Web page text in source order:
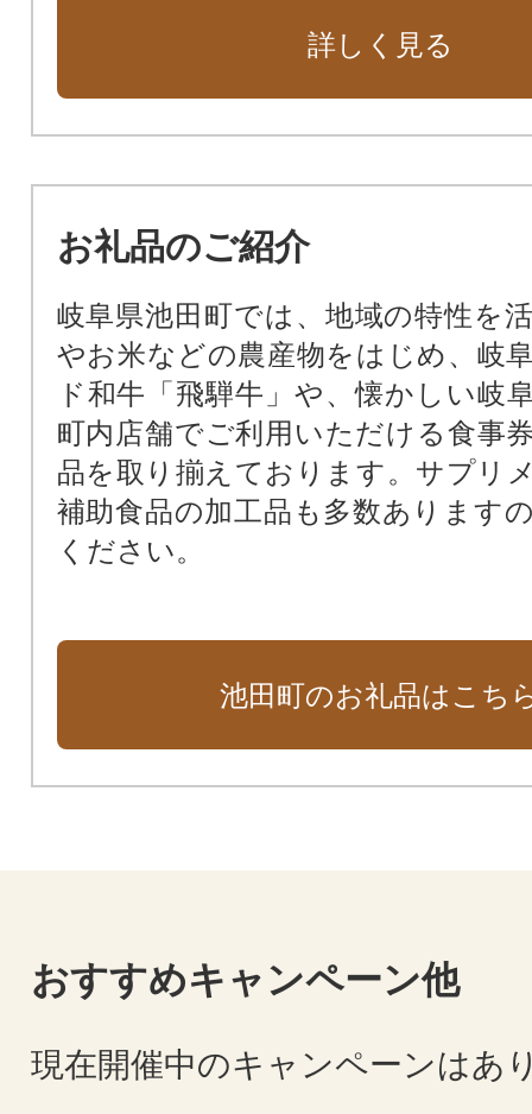
詳しく見る
お礼品のご紹介
岐阜県池田町では、地域の特性を
やお米などの農産物をはじめ、岐
ド和牛「飛騨牛」や、懐かしい岐
町内店舗でご利用いただける食事
品を取り揃えております。サプリ
補助食品の加工品も多数あります
ください。
池田町のお礼品はこち
おすすめキャンペーン他
現在開催中のキャンペーンはあ